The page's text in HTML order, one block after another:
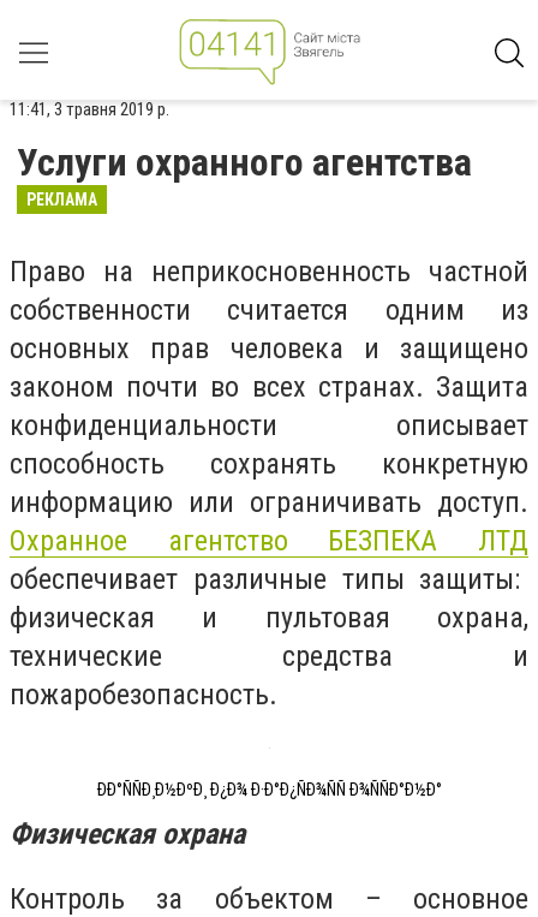
11:41, 3 травня 2019 р.
Услуги охранного агентства
РЕКЛАМА
Право на неприкосновенность частной
собственности считается одним из
основных прав человека и защищено
законом почти во всех странах. Защита
конфиденциальности описывает
способность сохранять конкретную
информацию или ограничивать доступ.
Охранное агентство БЕЗПЕКА ЛТД
обеспечивает различные типы защиты:
физическая и пультовая охрана,
технические средства и
пожаробезопасность.
ÐÐ°ÑÑÐ¸Ð½ÐºÐ¸ Ð¿Ð¾ Ð·Ð°Ð¿ÑÐ¾ÑÑ Ð¾ÑÑÐ°Ð½Ð°
Физическая охрана
Контроль за объектом – основное